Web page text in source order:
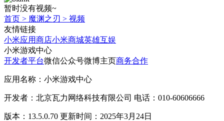
暂时没有视频~
首页 > 魔渊之刃 > 视频
友情链接
小米应用商店小米商城英雄互娱
小米游戏中心
开发者平台微信公众号微博主页商务合作
应用名称：小米游戏中心
开发者：北京瓦力网络科技有限公司 电话：010-60606666
版本：13.5.0.70 更新时间：2025年3月24日